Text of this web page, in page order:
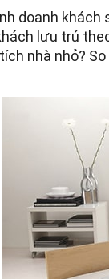
doanh
lưu trú
nhà nhỏ?